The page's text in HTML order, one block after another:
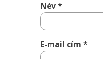
Név*
E-mail cím*